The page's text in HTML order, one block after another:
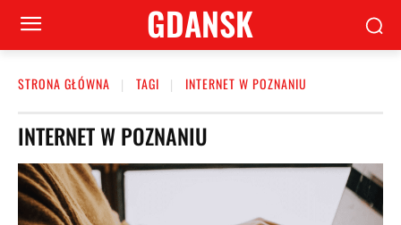
GDANSK
STRONA GŁÓWNA TAGI INTERNET W POZNANIU
INTERNET W POZNANIU